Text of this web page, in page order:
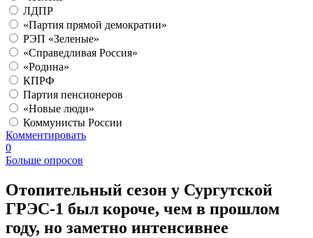
ЛДПР
«Партия прямой демократии»
РЭП «Зеленые»
«Справедливая Россия»
«Родина»
КПРФ
Партия пенсионеров
«Новые люди»
Коммунисты России
Комментировать
0
Больше опросов
Отопительный сезон у Сургутской
ГРЭС-1 был короче, чем в прошлом
году, но заметно интенсивнее